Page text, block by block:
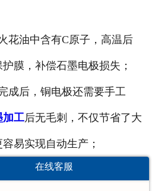
油中含有C原子，高温后
膜，补偿石墨电极损失；
后，铜电极还需要手工
加工后无毛刺，不仅节省了大
易实现自动生产；
更容易进行手工研磨和抛
在线客服